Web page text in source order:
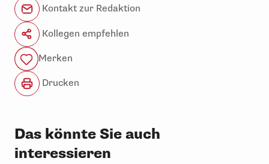
Kontakt zur Redaktion
Kollegen empfehlen
Merken
Drucken
Das könnte Sie auch
interessieren